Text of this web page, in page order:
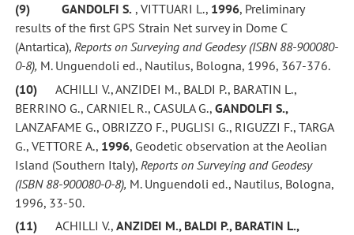
(9)
GANDOLFI S. , VITTUARI L., 1996, Preliminary
results of the first GPS Strain Net survey in Dome C
(Antartica), Reports on Surveying and Geodesy (ISBN 88-900080-
0-8), M. Unguendoli ed., Nautilus, Bologna, 1996, 367-376.
(10)
ACHILLI V., ANZIDEI M., BALDI P., BARATIN L.,
BERRINO G., CARNIEL R., CASULA G., GANDOLFI S.,
LANZAFAME G., OBRIZZO F., PUGLISI G., RIGUZZI F., TARGA
G., VETTORE A., 1996, Geodetic observation at the Aeolian
Island (Southern Italy), Reports on Surveying and Geodesy
(ISBN 88-900080-0-8), M. Unguendoli ed., Nautilus, Bologna,
1996, 33-50.
(11)
ACHILLI V., ANZIDEI M., BALDI P., BARATIN L.,